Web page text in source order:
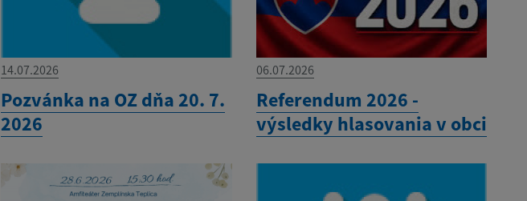
14.07.2026
Pozvánka na OZ dňa 20. 7.
2026
06.07.2026
Referendum 2026 -
výsledky hlasovania v obci